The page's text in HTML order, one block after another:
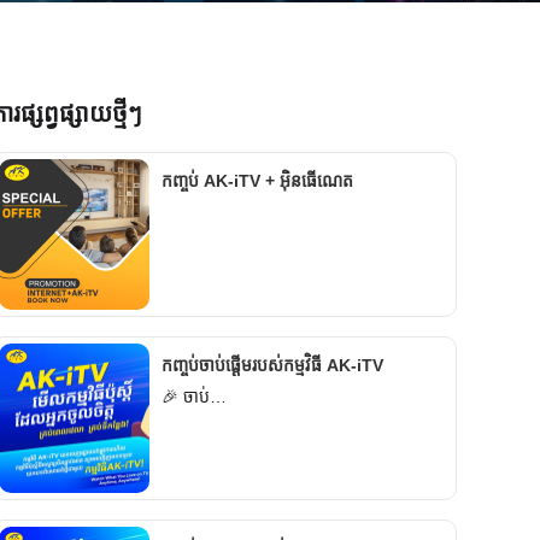
រផ្សព្វផ្សាយថ្មីៗ
កញ្ចប់ AK-iTV + អ៊ិនធើណេត
កញ្ចប់ចាប់ផ្តើមរបស់កម្មវិធី AK-iTV
🎉 ចាប់…